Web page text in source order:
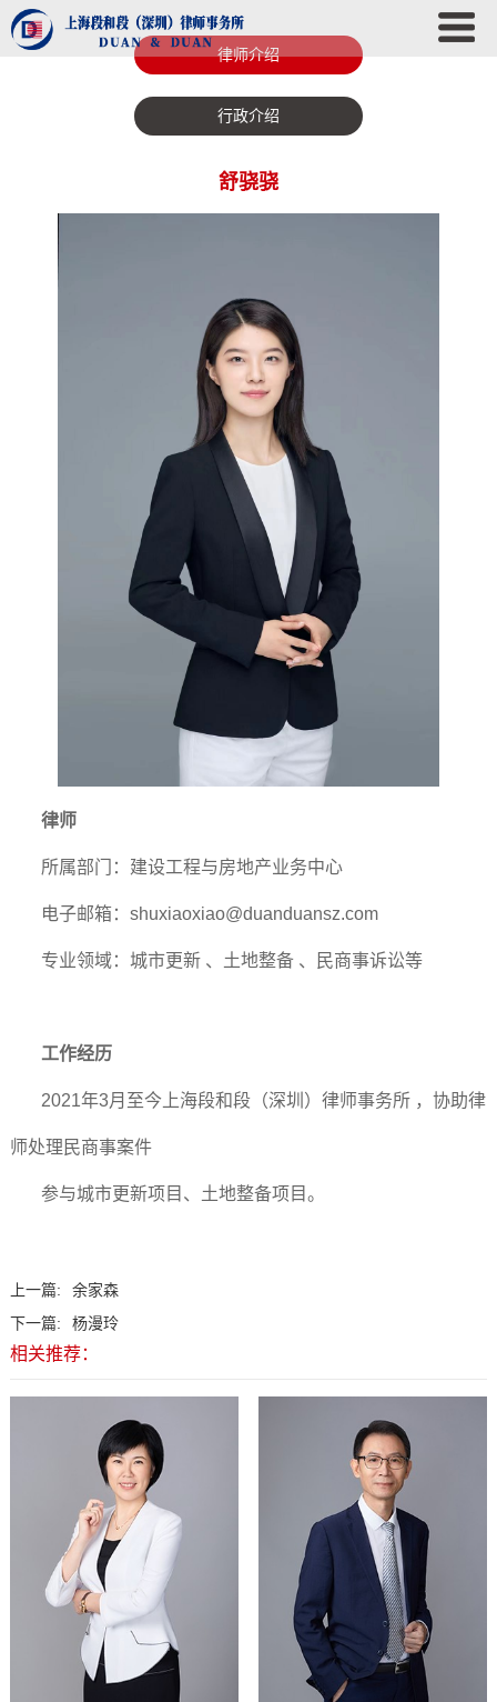
律师介绍
行政介绍
舒骁骁
律师
所属部门：建设工程与房地产业务中心
电子邮箱：shuxiaoxiao@duanduansz.com
专业领域：城市更新 、土地整备 、民商事诉讼等
工作经历
2021年3月至今上海段和段（深圳）律师事务所 ，协助律
师处理民商事案件
参与城市更新项目、土地整备项目。
上一篇:
余家森
下一篇:
杨漫玲
相关推荐：